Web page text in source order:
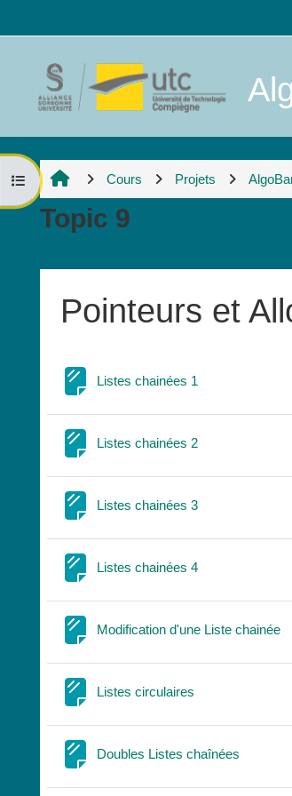
Ouvrir l’index du cours
Cours Projets
Topic 9
Résumé de section
Pointeurs et
Listes chainées 1
Listes chainées 2Page
Listes chainées 3Page
Listes chainées 4Page
Modification d'une Liste chainée
Listes circulaires
Doubles Listes chaînées